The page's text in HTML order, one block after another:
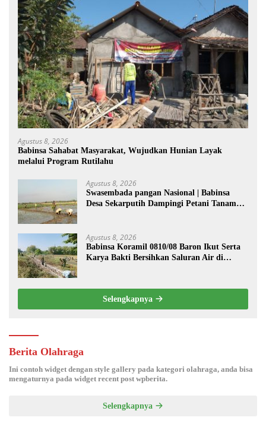
Agustus 8, 2026
Babinsa Sahabat Masyarakat, Wujudkan Hunian Layak
melalui Program Rutilahu
Agustus 8, 2026
Swasembada pangan Nasional | Babinsa
Desa Sekarputih Dampingi Petani Tanam
Agustus 8, 2026
Babinsa Koramil 0810/08 Baron Ikut Serta
Karya Bakti Bersihkan Saluran Air di
Selengkapnya
Berita Olahraga
Ini contoh widget dengan style gallery pada kategori olahraga, anda bisa
mengaturnya pada widget recent post wpberita.
Selengkapnya